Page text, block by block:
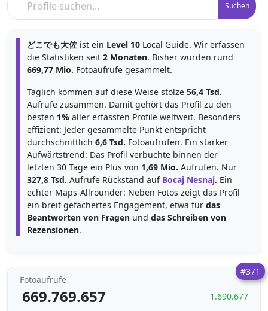
Suchen
どこでも大佐 ist ein Level 10 Local Guide. Wir erfassen
die Statistiken seit 2 Monaten. Bisher wurden rund
669,77 Mio. Fotoaufrufe gesammelt.
Täglich kommen auf diese Weise stolze 56,4 Tsd.
Aufrufe zusammen. Damit gehört das Profil zu den
besten 1% aller erfassten Profile weltweit. Besonders
effizient: Jeder gesammelte Punkt entspricht
durchschnittlich 6,6 Tsd. Fotoaufrufen. Ein starker
Aufwärtstrend: Das Profil verbuchte binnen der
letzten 30 Tage ein Plus von 1,69 Mio. Aufrufen. Nur
327,8 Tsd. Aufrufe Rückstand auf Bocaj Nesnaj. Ein
echter Maps-Allrounder: Neben Fotos zeigt das Profil
ein breit gefächertes Engagement, etwa für das
Beantworten von Fragen und das Schreiben von
Rezensionen.
#371
Fotoaufrufe
669.769.657 1.690.677